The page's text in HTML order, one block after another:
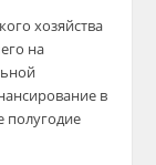
хозяйства
на
в
полугодие